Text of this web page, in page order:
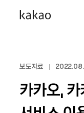
보도자료
카카오, 카